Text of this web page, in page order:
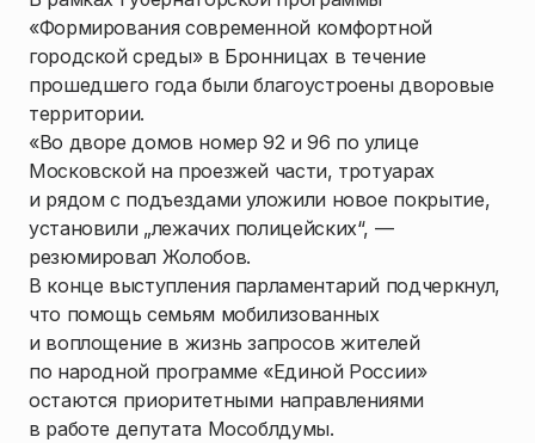
«Формирования современной комфортной
городской среды» в Бронницах в течение
прошедшего года были благоустроены дворовые
территории.
«Во дворе домов номер 92 и 96 по улице
Московской на проезжей части, тротуарах
и рядом с подъездами уложили новое покрытие,
установили „лежачих полицейских“, —
резюмировал Жолобов.
В конце выступления парламентарий подчеркнул,
что помощь семьям мобилизованных
и воплощение в жизнь запросов жителей
по народной программе «Единой России»
остаются приоритетными направлениями
в работе депутата Мособлдумы.